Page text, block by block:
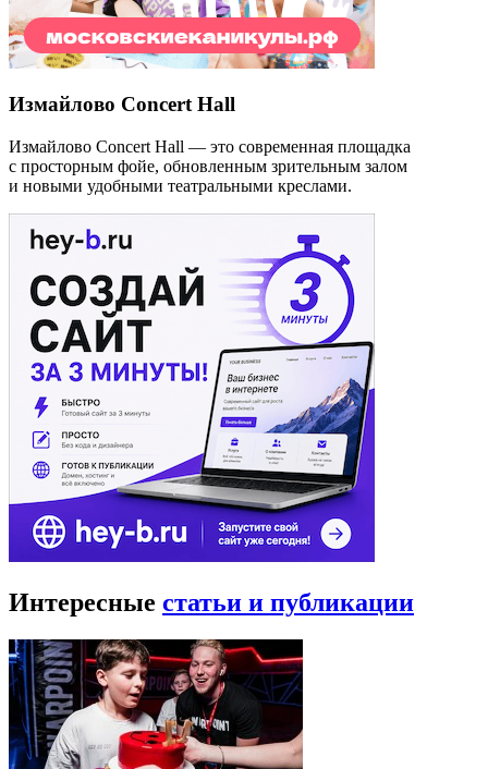
Измайлово Concert Hall
Измайлово Concert Hall — это современная площадка
с просторным фойе, обновленным зрительным залом
и новыми удобными театральными креслами.
Интересные статьи и публикации